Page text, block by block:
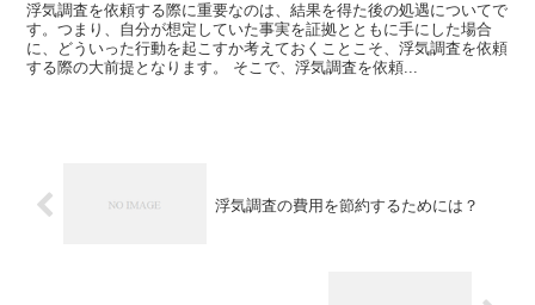
浮気調査を依頼する際に重要なのは、結果を得た後の処遇についてで
す。つまり、自分が想定していた事実を証拠とともに手にした場合
に、どういった行動を起こすか考えておくことこそ、浮気調査を依頼
する際の大前提となります。 そこで、浮気調査を依頼...
浮気調査の費用を節約するためには？